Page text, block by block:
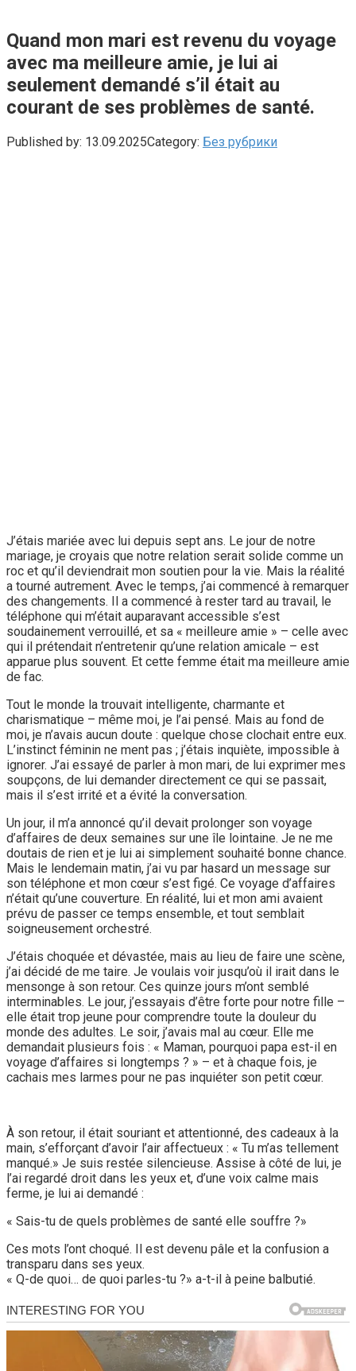
Quand mon mari est revenu du voyage
avec ma meilleure amie, je lui ai
seulement demandé s’il était au
courant de ses problèmes de santé.
Published by: 13.09.2025Category: Без рубрики
J’étais mariée avec lui depuis sept ans. Le jour de notre
mariage, je croyais que notre relation serait solide comme un
roc et qu’il deviendrait mon soutien pour la vie. Mais la réalité
a tourné autrement. Avec le temps, j’ai commencé à remarquer
des changements. Il a commencé à rester tard au travail, le
téléphone qui m’était auparavant accessible s’est
soudainement verrouillé, et sa « meilleure amie » – celle avec
qui il prétendait n’entretenir qu’une relation amicale – est
apparue plus souvent. Et cette femme était ma meilleure amie
de fac.
Tout le monde la trouvait intelligente, charmante et
charismatique – même moi, je l’ai pensé. Mais au fond de
moi, je n’avais aucun doute : quelque chose clochait entre eux.
L’instinct féminin ne ment pas ; j’étais inquiète, impossible à
ignorer. J’ai essayé de parler à mon mari, de lui exprimer mes
soupçons, de lui demander directement ce qui se passait,
mais il s’est irrité et a évité la conversation.
Un jour, il m’a annoncé qu’il devait prolonger son voyage
d’affaires de deux semaines sur une île lointaine. Je ne me
doutais de rien et je lui ai simplement souhaité bonne chance.
Mais le lendemain matin, j’ai vu par hasard un message sur
son téléphone et mon cœur s’est figé. Ce voyage d’affaires
n’était qu’une couverture. En réalité, lui et mon ami avaient
prévu de passer ce temps ensemble, et tout semblait
soigneusement orchestré.
J’étais choquée et dévastée, mais au lieu de faire une scène,
j’ai décidé de me taire. Je voulais voir jusqu’où il irait dans le
mensonge à son retour. Ces quinze jours m’ont semblé
interminables. Le jour, j’essayais d’être forte pour notre fille –
elle était trop jeune pour comprendre toute la douleur du
monde des adultes. Le soir, j’avais mal au cœur. Elle me
demandait plusieurs fois : « Maman, pourquoi papa est-il en
voyage d’affaires si longtemps ? » – et à chaque fois, je
cachais mes larmes pour ne pas inquiéter son petit cœur.
À son retour, il était souriant et attentionné, des cadeaux à la
main, s’efforçant d’avoir l’air affectueux : « Tu m’as tellement
manqué.» Je suis restée silencieuse. Assise à côté de lui, je
l’ai regardé droit dans les yeux et, d’une voix calme mais
ferme, je lui ai demandé :
« Sais-tu de quels problèmes de santé elle souffre ?»
Ces mots l’ont choqué. Il est devenu pâle et la confusion a
transparu dans ses yeux.
« Q-de quoi… de quoi parles-tu ?» a-t-il à peine balbutié.